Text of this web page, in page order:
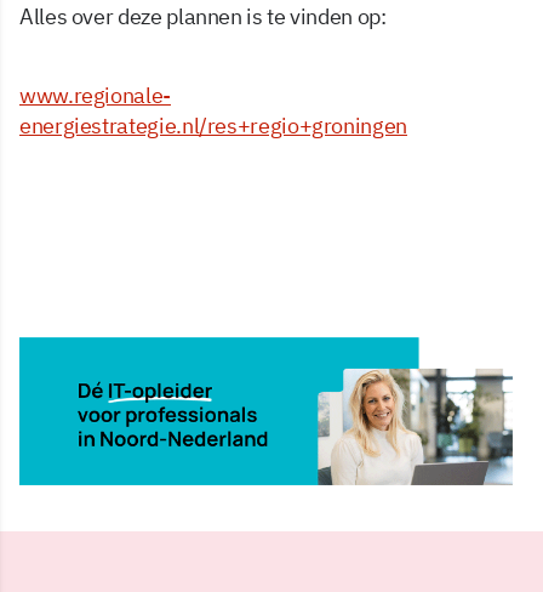
Alles over deze plannen is te vinden op:
www.regionale-
energiestrategie.nl/res+regio+groningen
10 apr 2021, 11:18